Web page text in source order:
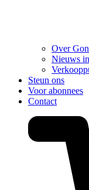
Over
Nieuws
Steun ons
Voor abonnees
Contact